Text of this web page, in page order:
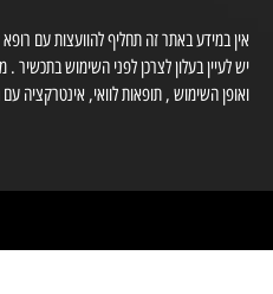
נייזוב אילנה מס' רוקחת 3-86612
יש לעיין בעלון לצרכן לפני השימוש בתכשיר .